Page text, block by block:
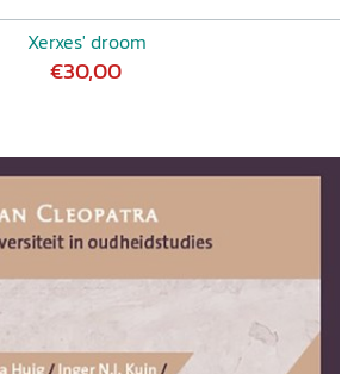
Xerxes' droom
€30,00